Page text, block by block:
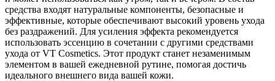
средства входят натуральные компоненты, безопасные и
эффективные, которые обеспечивают высокий уровень ухода
без раздражений. Для усиления эффекта рекомендуется
использовать эссенцию в сочетании с другими средствами
ухода от VT Cosmetics. Этот продукт станет незаменимым
элементом в вашей ежедневной рутине, помогая достичь
идеального внешнего вида вашей кожи.